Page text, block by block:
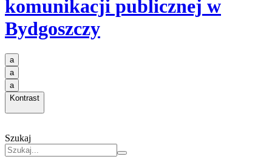
komunikacji publicznej w
Bydgoszczy
a
a
a
Kontrast
Szukaj